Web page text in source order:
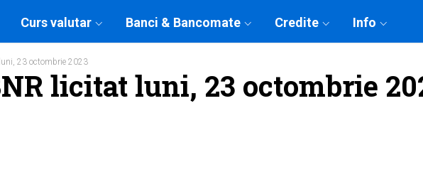
Curs valutar Banci & Bancomate Credite Info
23 octombrie 2023
licitat luni, 23 octombrie